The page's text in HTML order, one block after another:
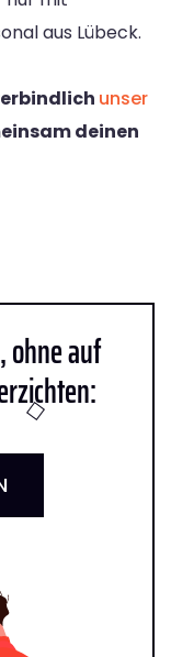
aus Lübeck.
unser
deinen
ohne auf